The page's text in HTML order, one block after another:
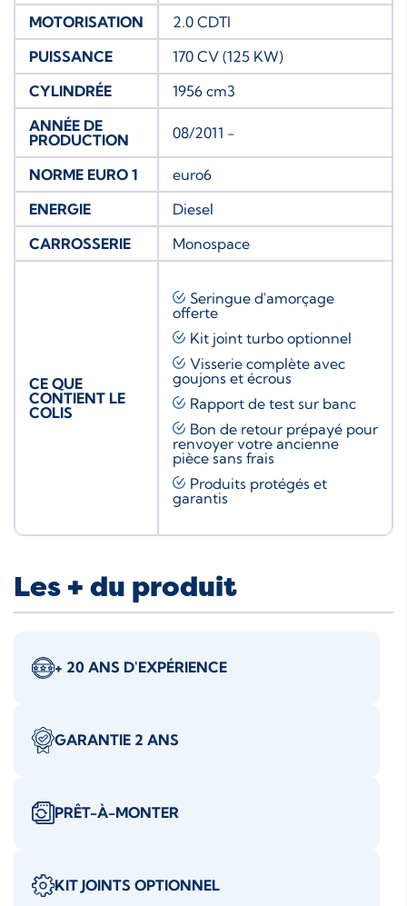
MOTORISATION
2.0 CDTI
PUISSANCE
170 CV (125 KW)
CYLINDRÉE
1956 cm3
ANNÉE DE
PRODUCTION
08/2011 -
NORME EURO 1
euro6
ENERGIE
Diesel
CARROSSERIE
Monospace
CE QUE
CONTIENT LE
COLIS
Seringue d'amorçage
offerte
Kit joint turbo optionnel
Visserie complète avec
goujons et écrous
Rapport de test sur banc
Bon de retour prépayé pour
renvoyer votre ancienne
pièce sans frais
Produits protégés et
garantis
Les + du produit
+ 20 ANS D'EXPÉRIENCE
GARANTIE 2 ANS
PRÊT-À-MONTER
KIT JOINTS OPTIONNEL